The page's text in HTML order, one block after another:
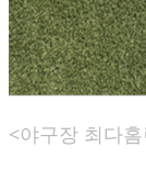
<야구장 최다